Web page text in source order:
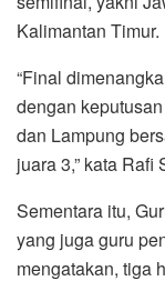
Kalimantan Timur.
“Final
dengan
dan Lampung
juara 3,” kata Rafi
Sementara itu,
yang juga guru
mengatakan, tiga